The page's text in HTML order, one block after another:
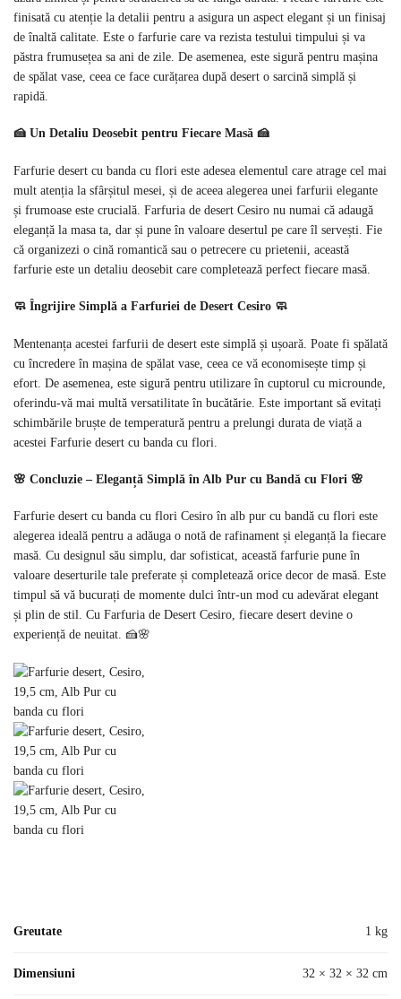
finisată cu atenție la detalii pentru a asigura un aspect elegant și un finisaj
de înaltă calitate. Este o farfurie care va rezista testului timpului și va
păstra frumusețea sa ani de zile. De asemenea, este sigură pentru mașina
de spălat vase, ceea ce face curățarea după desert o sarcină simplă și
rapidă.
🍰 Un Detaliu Deosebit pentru Fiecare Masă 🍰
Farfurie desert cu banda cu flori este adesea elementul care atrage cel mai
mult atenția la sfârșitul mesei, și de aceea alegerea unei farfurii elegante
și frumoase este crucială. Farfuria de desert Cesiro nu numai că adaugă
eleganță la masa ta, dar și pune în valoare desertul pe care îl servești. Fie
că organizezi o cină romantică sau o petrecere cu prietenii, această
farfurie este un detaliu deosebit care completează perfect fiecare masă.
🧼 Îngrijire Simplă a Farfuriei de Desert Cesiro 🧼
Mentenanța acestei farfurii de desert este simplă și ușoară. Poate fi spălată
cu încredere în mașina de spălat vase, ceea ce vă economisește timp și
efort. De asemenea, este sigură pentru utilizare în cuptorul cu microunde,
oferindu-vă mai multă versatilitate în bucătărie. Este important să evitați
schimbările bruște de temperatură pentru a prelungi durata de viață a
acestei Farfurie desert cu banda cu flori.
🌸 Concluzie – Eleganță Simplă în Alb Pur cu Bandă cu Flori 🌸
Farfurie desert cu banda cu flori Cesiro în alb pur cu bandă cu flori este
alegerea ideală pentru a adăuga o notă de rafinament și eleganță la fiecare
masă. Cu designul său simplu, dar sofisticat, această farfurie pune în
valoare deserturile tale preferate și completează orice decor de masă. Este
timpul să vă bucurați de momente dulci într-un mod cu adevărat elegant
și plin de stil. Cu Farfuria de Desert Cesiro, fiecare desert devine o
experiență de neuitat. 🍰🌸
Greutate 1 kg
Dimensiuni 32 × 32 × 32 cm